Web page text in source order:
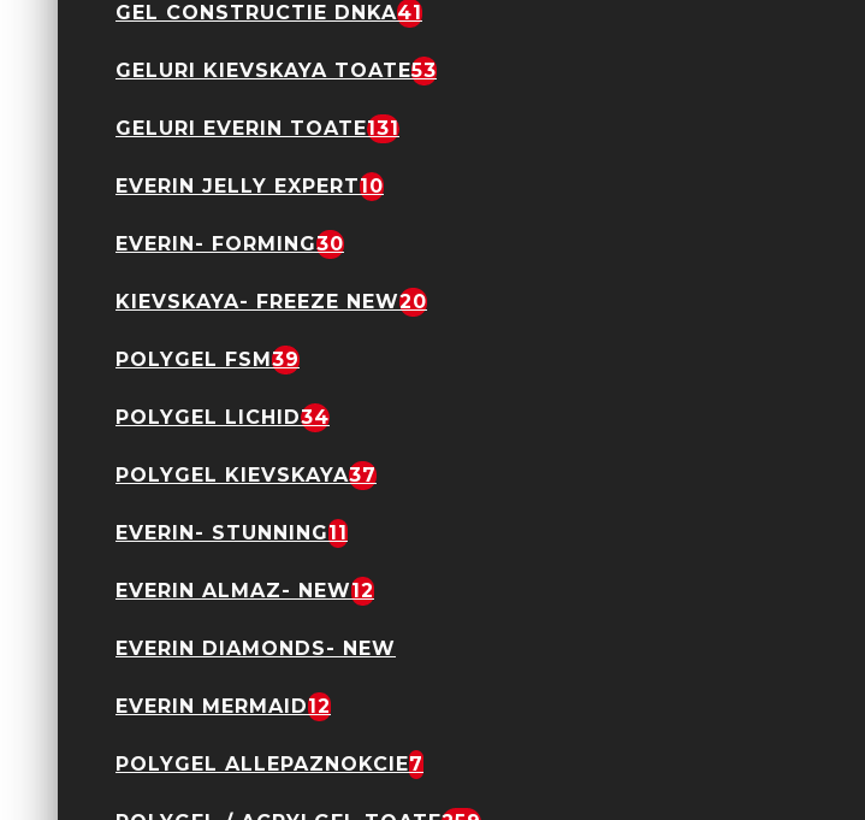
GEL CONSTRUCTIE DNKA41
GELURI KIEVSKAYA TOATE53
GELURI EVERIN TOATE131
EVERIN JELLY EXPERT10
EVERIN- FORMING30
KIEVSKAYA- FREEZE NEW20
POLYGEL FSM39
POLYGEL LICHID34
POLYGEL KIEVSKAYA37
EVERIN- STUNNING11
EVERIN ALMAZ- NEW12
EVERIN DIAMONDS- NEW
EVERIN MERMAID12
POLYGEL ALLEPAZNOKCIE7
Gel Everin 15gr- Milky
56,00 Lei
Gel Everin 15gr- Milky
56,00 Lei